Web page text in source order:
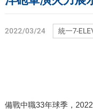
2022/03/24 統一7-
備戰中職33年球季， 2022